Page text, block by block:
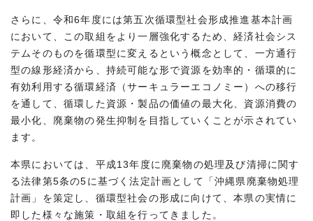
さらに、令和6年度には第五次循環型社会形成推進基本計画
において、この取組をより一層強化するため、経済社会シス
テムそのものを循環型に変えるという概念として、一方通行
型の線形経済から、持続可能な形で資源を効率的・循環的に
有効利用する循環経済（サーキュラーエコノミー）への移行
を通して、循環した資源・製品の価値の最大化、資源消費の
最小化、廃棄物の発生抑制を目指していくことが示されてい
ます。
本県においては、平成13年度に廃棄物の処理及び清掃に関す
る法律第5条の5に基づく法定計画として「沖縄県廃棄物処理
計画」を策定し、循環型社会の形成に向けて、本県の実情に
即した様々な施策・取組を行ってきました。